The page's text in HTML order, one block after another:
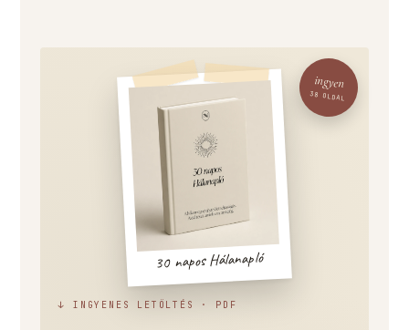
30 napos Hálanapló
ingyen
38 OLDAL
↓ INGYENES LETÖLTÉS · PDF